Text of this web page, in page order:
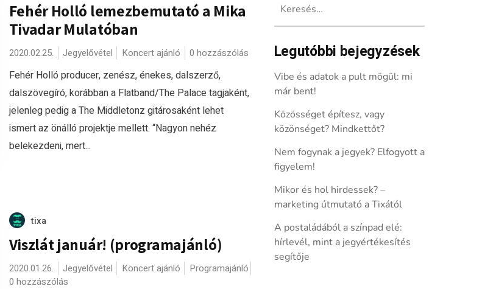
Fehér Holló lemezbemutató a Mika
Tivadar Mulatóban
2020.02.25. Jegyelővétel Koncert ajánló 0 hozzászólás
Fehér Holló producer, zenész, énekes, dalszerző,
dalszövegíró, korábban a Flatband/The Palace tagjaként,
jelenleg pedig a The Middletonz gitárosaként lehet
ismert az önálló projektje mellett. “Nagyon nehéz
belekezdeni, mert...
tixa
Viszlát január! (programajánló)
2020.01.26. Jegyelővétel Koncert ajánló
Programajánló
0 hozzászólás
Legutóbbi bejegyzések
Vibe és adatok a pult mögül: mi
már bent!
Közösséget építesz, vagy
közönséget? Mindkettőt?
Nem fogynak a jegyek? Elfogyott a
figyelem!
Mikor és hol hirdessek? –
marketing útmutató a Tixától
A postaládából a színpad elé:
hírlevél, mint a jegyértékesítés
segítője